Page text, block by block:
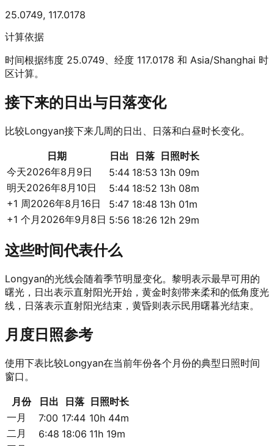
25.0749, 117.0178
计算依据
时间根据纬度 25.0749、经度 117.0178 和 Asia/Shanghai 时
区计算。
接下来的日出与日落变化
比较Longyan接下来几周的日出、日落和白昼时长变化。
日期 日出 日落
日照时长
今天2026年8月9日 5:44 18:53 13h 09m
明天2026年8月10日 5:44 18:52 13h 08m
+1 周2026年8月16日 5:47 18:48 13h 01m
+1 个月 2026年9月8日 5:56 18:26 12h 29m
这些时间代表什么
Longyan的光线会随着季节明显变化。黎明表示最早可用的
曙光，日出表示直射阳光开始，黄金时刻带来柔和的低角度光
线，日落表示直射阳光结束，黄昏则表示民用曙暮光结束。
月度日照参考
使用下表比较Longyan在当前年份各个月份的典型日照时间
窗口。
月份 日出 日落 日照时长
一月
7:00 17:44 10h 44m
二月
6:48 18:06 11h 19m